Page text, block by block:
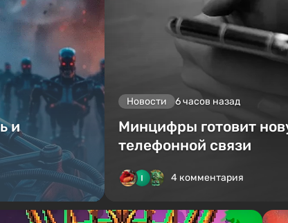
и
Новости 6 часов назад
Минцифры готовит
телефонной связи
4 комментария